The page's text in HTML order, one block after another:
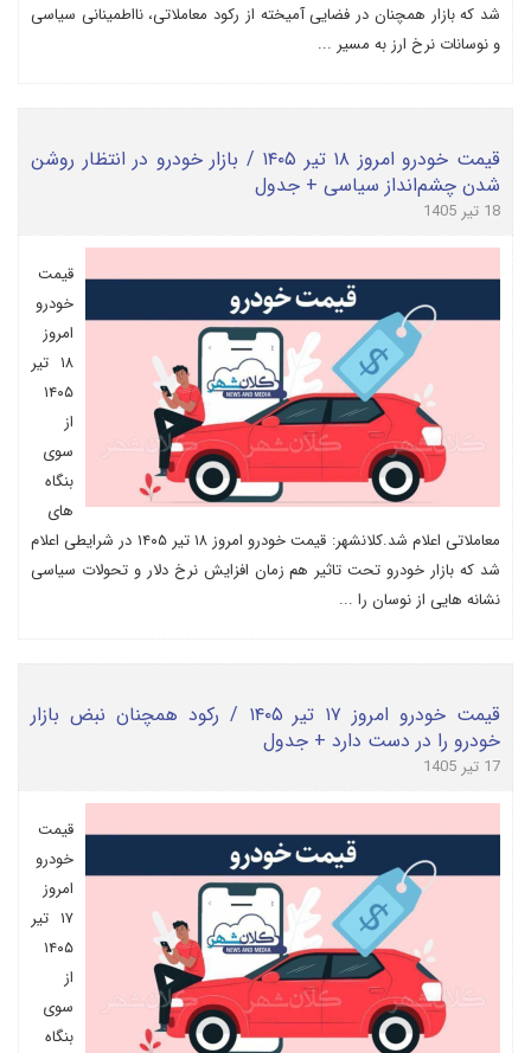
شد که بازار همچنان در فضایی آمیخته از رکود معاملاتی، نااطمینانی سیاسی
و نوسانات نرخ ارز به مسیر ...
قیمت خودرو امروز ۱۸ تیر ۱۴۰۵ / بازار خودرو در انتظار روشن
شدن چشم‌انداز سیاسی + جدول
18 تیر 1405
قیمت
خودرو
امروز
۱۸ تیر
۱۴۰۵
از
سوی
بنگاه
های
معاملاتی اعلام شد.کلانشهر: قیمت خودرو امروز ۱۸ تیر ۱۴۰۵ در شرایطی اعلام
شد که بازار خودرو تحت تاثیر هم زمان افزایش نرخ دلار و تحولات سیاسی
نشانه هایی از نوسان را ...
قیمت خودرو امروز ۱۷ تیر ۱۴۰۵ / رکود همچنان نبض بازار
خودرو را در دست دارد + جدول
17 تیر 1405
قیمت
خودرو
امروز
۱۷ تیر
۱۴۰۵
از
سوی
بنگاه